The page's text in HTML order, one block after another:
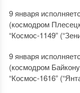
9 января
(космодром
“Космос-1149”
9 января
(космодром
“Космос-1616”